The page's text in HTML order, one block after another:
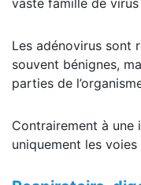
vaste famille de
Les adénovirus sont
souvent bénignes,
parties de
Contrairement à une
uniquement les